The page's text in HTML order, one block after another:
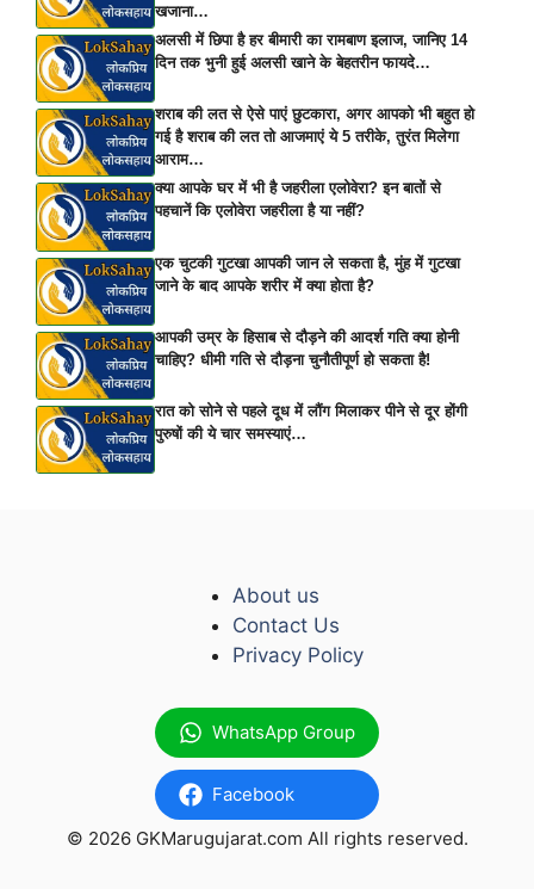
खजाना…
अलसी में छिपा है हर बीमारी का रामबाण इलाज, जानिए 14
दिन तक भुनी हुई अलसी खाने के बेहतरीन फायदे…
शराब की लत से ऐसे पाएं छुटकारा, अगर आपको भी बहुत हो
गई है शराब की लत तो आजमाएं ये 5 तरीके, तुरंत मिलेगा
आराम…
क्या आपके घर में भी है जहरीला एलोवेरा? इन बातों से
पहचानें कि एलोवेरा जहरीला है या नहीं?
एक चुटकी गुटखा आपकी जान ले सकता है, मुंह में गुटखा
जाने के बाद आपके शरीर में क्या होता है?
आपकी उम्र के हिसाब से दौड़ने की आदर्श गति क्या होनी
चाहिए? धीमी गति से दौड़ना चुनौतीपूर्ण हो सकता है!
रात को सोने से पहले दूध में लौंग मिलाकर पीने से दूर होंगी
पुरुषों की ये चार समस्याएं…
WhatsApp Group
Facebook
About us
Contact Us
Privacy Policy
© 2026 GKMarugujarat.com All rights reserved.